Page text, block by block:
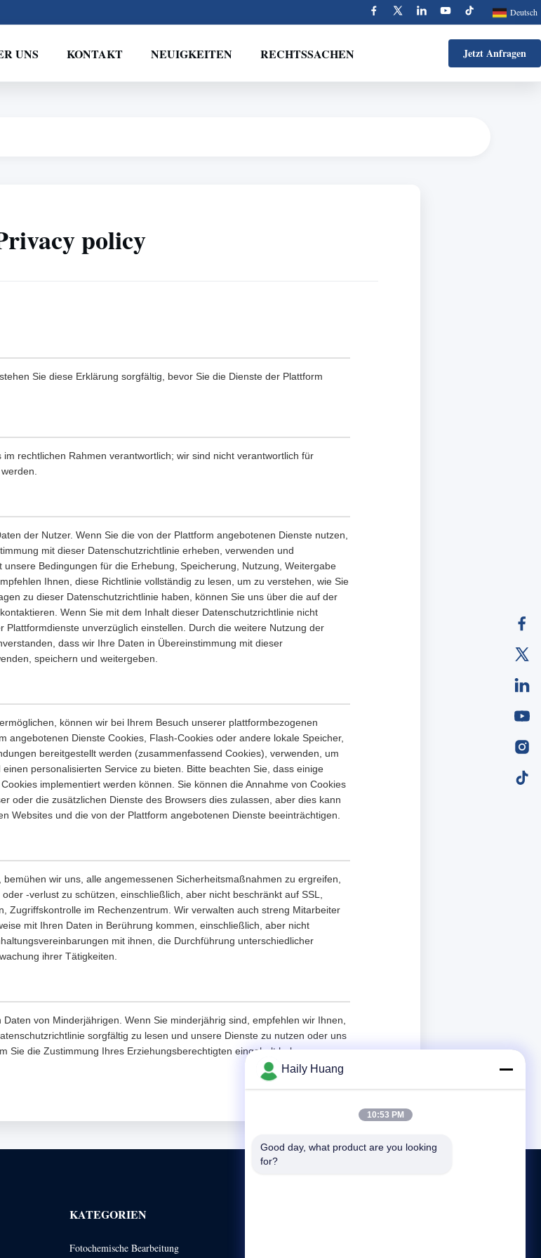
Deutsch
UNS KONTAKT NEUIGKEITEN RECHTSSACHEN Jetzt Anfragen
policy
Sie diese Erklärung sorgfältig, bevor Sie die Dienste der Plattform
rechtlichen Rahmen verantwortlich; wir sind nicht verantwortlich für
der Nutzer. Wenn Sie die von der Plattform angebotenen Dienste nutzen,
mit dieser Datenschutzrichtlinie erheben, verwenden und
Bedingungen für die Erhebung, Speicherung, Nutzung, Weitergabe
Ihnen, diese Richtlinie vollständig zu lesen, um zu verstehen, wie Sie
zu dieser Datenschutzrichtlinie haben, können Sie uns über die auf der
Wenn Sie mit dem Inhalt dieser Datenschutzrichtlinie nicht
unverzüglich einstellen. Durch die weitere Nutzung der
dass wir Ihre Daten in Übereinstimmung mit dieser
speichern und weitergeben.
können wir bei Ihrem Besuch unserer plattformbezogenen
angebotenen Dienste Cookies, Flash-Cookies oder andere lokale Speicher,
bereitgestellt werden (zusammenfassend Cookies), verwenden, um
personalisierten Service zu bieten. Bitte beachten Sie, dass einige
implementiert werden können. Sie können die Annahme von Cookies
oder die zusätzlichen Dienste des Browsers dies zulassen, aber dies kann
Websites und die von der Plattform angebotenen Dienste beeinträchtigen.
wir uns, alle angemessenen Sicherheitsmaßnahmen zu ergreifen,
-verlust zu schützen, einschließlich, aber nicht beschränkt auf SSL,
Zugriffskontrolle im Rechenzentrum. Wir verwalten auch streng Mitarbeiter
mit Ihren Daten in Berührung kommen, einschließlich, aber nicht
mit ihnen, die Durchführung unterschiedlicher
ihrer Tätigkeiten.
von Minderjährigen. Wenn Sie minderjährig sind, empfehlen wir Ihnen,
sorgfältig zu lesen und unsere Dienste zu nutzen oder uns
Sie die Zustimmung Ihres Erziehungsberechtigten eingeholt haben.
KATEGORIEN
Fotochemische Bearbeitung
Haily Huang
10:53 PM
Good day, what product are you looking
for?